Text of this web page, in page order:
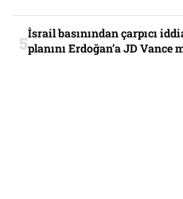
İsrail basınından çarpıcı
planını Erdoğan’a JD Vance